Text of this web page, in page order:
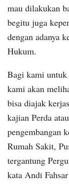
mau dilakukan
begitu juga
dengan adanya
Hukum.
Bagi kami
kami akan
bisa diajak
kajian Perda
pengembangan
Rumah Sakit,
tergantung
kata Andi